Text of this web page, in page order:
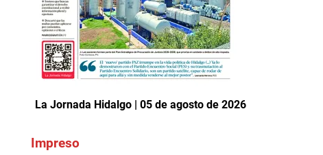
La Jornada Hidalgo | 05 de agosto de 2026
Impreso